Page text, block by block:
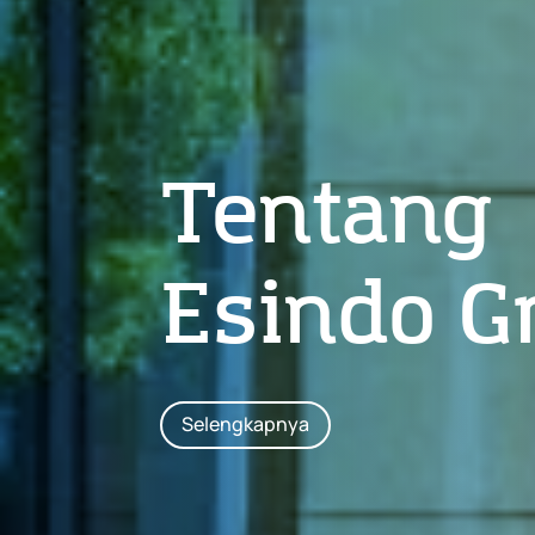
Tentang
Esindo
Selengkapnya